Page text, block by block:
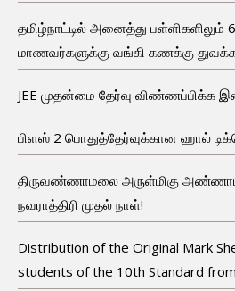
தமிழ்நாட்டில் அனைத்து பள்ளிகளிலும்
மாணவர்களுக்கு வங்கி கணக்கு
JEE முதன்மை தேர்வு விண்ணப்பிக்க
பிளஸ் 2 பொதுத்தேர்வுக்கான ஹால்
திருவண்ணாமலை அருள்மிகு
நவராத்திரி முதல் நாள்!
Distribution of the Original Mark
students of the 10th Standard